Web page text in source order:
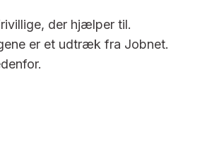
der hjælper til.
er et udtræk fra Jobnet.